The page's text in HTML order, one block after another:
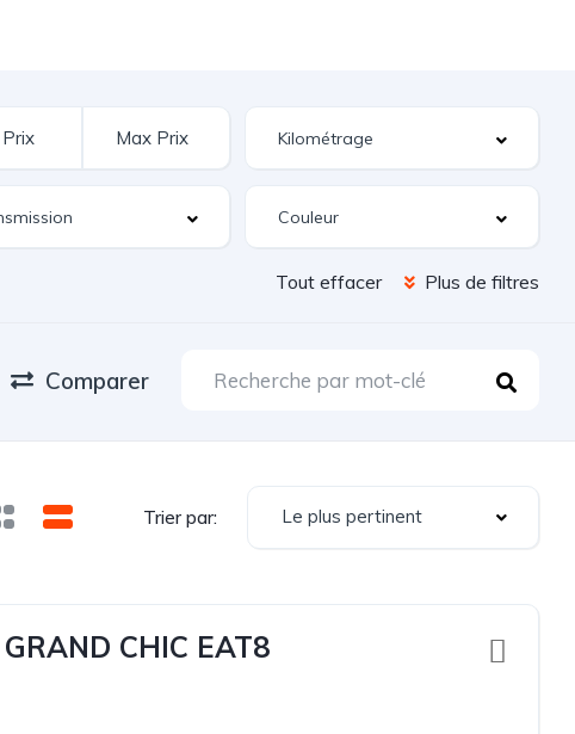
Tout effacer Plus de filtres
Comparer
Trier par: Le plus pertinent
CHIC EAT8